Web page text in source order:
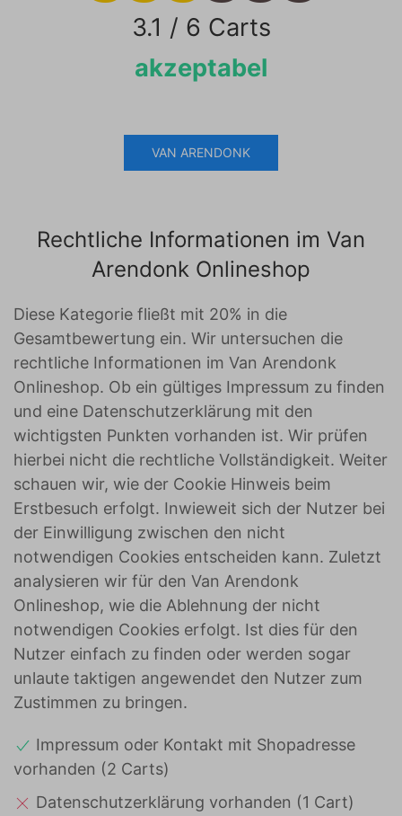
3.1 / 6 Carts
akzeptabel
VAN ARENDONK
Rechtliche Informationen im Van
Arendonk Onlineshop
Diese Kategorie fließt mit 20% in die
Gesamtbewertung ein. Wir untersuchen die
rechtliche Informationen im Van Arendonk
Onlineshop. Ob ein gültiges Impressum zu finden
und eine Datenschutzerklärung mit den
wichtigsten Punkten vorhanden ist. Wir prüfen
hierbei nicht die rechtliche Vollständigkeit. Weiter
schauen wir, wie der Cookie Hinweis beim
Erstbesuch erfolgt. Inwieweit sich der Nutzer bei
der Einwilligung zwischen den nicht
notwendigen Cookies entscheiden kann. Zuletzt
analysieren wir für den Van Arendonk
Onlineshop, wie die Ablehnung der nicht
notwendigen Cookies erfolgt. Ist dies für den
Nutzer einfach zu finden oder werden sogar
unlaute taktigen angewendet den Nutzer zum
Zustimmen zu bringen.
Impressum oder Kontakt mit Shopadresse
vorhanden (2 Carts)
Datenschutzerklärung vorhanden (1 Cart)